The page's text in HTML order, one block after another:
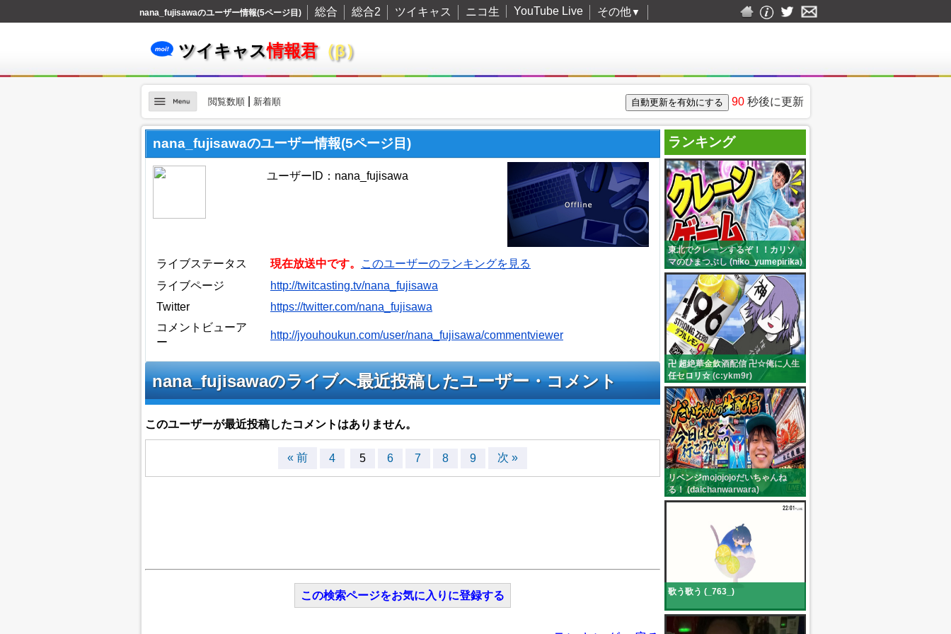
nana_fujisawaのユーザー情報(5ページ目) 総合 総合2 ツイキャス ニコ生 YouTube Live その他▼
ツイキャス情報君（β）
閲覧数順| 新着順 90秒後に更新
nana_fujisawaのユーザー情報(5ページ目)
ユーザーID：nana_fujisawa
ライブステータス 現在放送中です。
このユーザーのランキングを見る
ライブページ
http://twitcasting.tv/nana_fujisawa
Twitter
https://twitter.com/nana_fujisawa
コメントビューア
ー
http://jyouhoukun.com/user/nana_fujisawa/commentviewer
nana_fujisawaのライブへ最近投稿したユーザー・コメント
このユーザーが最近投稿したコメントはありません。
« 前 4 5 6 7 8 9 次 »
この検索ページをお気に入りに登録する
ランキング
東北でクレーンするぞ！！カリソ
マのひまつぶし (niko_yumepirika)
卍 超絶華金飲酒配信 卍☆俺に人生
任セロリ☆ (c:ykm9r)
リベンジmojojojoだいちゃんね
る！ (daichanwarwara)
歌う歌う (_763_)